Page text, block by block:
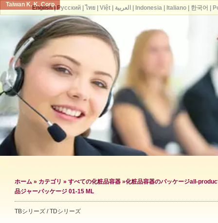
Taiwan K. K. Corp.
ホーム » カテゴリ » すべての化粧品容器 »化粧品容器のパッケージall-
品ジャーパッケージ 01-15 ML
TBシリーズ / TDシリーズ
English| Русский| ไทย| Việt| العربية Indonesia| Italiano| 한국어